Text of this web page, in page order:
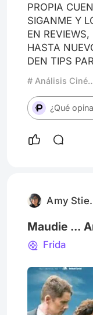
PROPIA
SIGANME Y
EN
HASTA
DEN TIPS
ShofisFilms’
https://boxd.it/
#
¿Qué
Maudie ...
Frida